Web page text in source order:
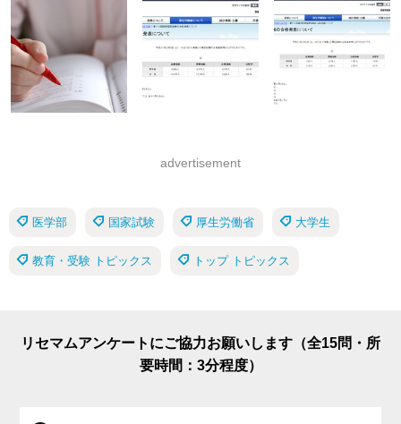
advertisement
医学部 国家試験 厚生労働省 大学生
教育・受験 トピックス トップ トピックス
リセマムアンケートにご協力お願いします（全15問・所
要時間：3分程度）